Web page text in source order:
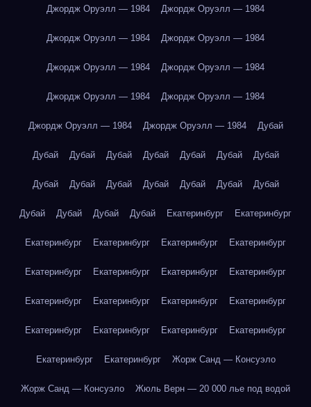
Джордж Оруэлл — 1984 Джордж Оруэлл — 1984
Джордж Оруэлл — 1984 Джордж Оруэлл — 1984
Джордж Оруэлл — 1984 Джордж Оруэлл — 1984
Джордж Оруэлл — 1984 Джордж Оруэлл — 1984
Джордж Оруэлл — 1984 Джордж Оруэлл — 1984 Дубай
Дубай Дубай Дубай Дубай Дубай Дубай Дубай
Дубай Дубай Дубай Дубай Дубай Дубай Дубай
Дубай Дубай Дубай Дубай Екатеринбург Екатеринбург
Екатеринбург Екатеринбург Екатеринбург Екатеринбург
Екатеринбург Екатеринбург Екатеринбург Екатеринбург
Екатеринбург Екатеринбург Екатеринбург Екатеринбург
Екатеринбург Екатеринбург Екатеринбург Екатеринбург
Екатеринбург Екатеринбург Жорж Санд — Консуэло
Жорж Санд — Консуэло Жюль Верн — 20 000 лье под водой